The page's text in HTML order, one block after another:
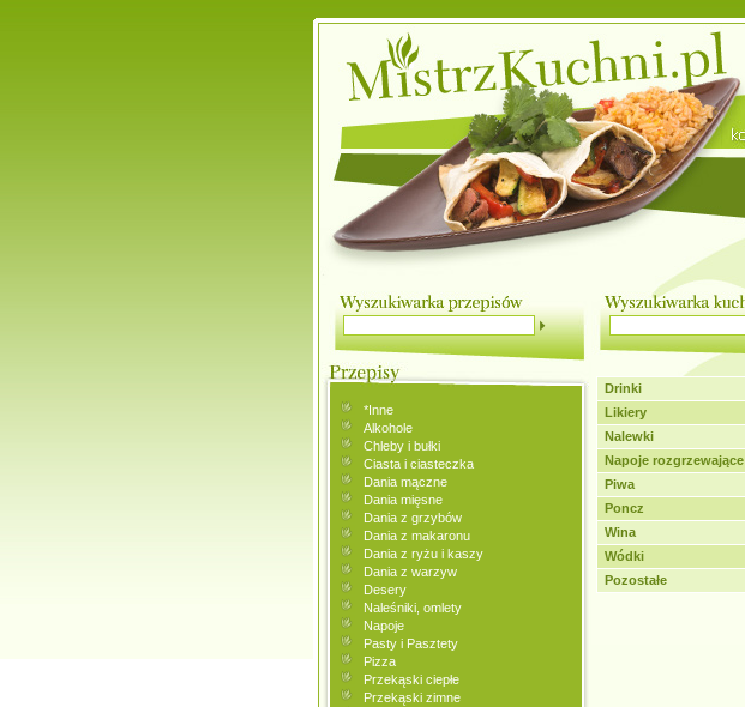
*Inne
Alkohole
Chleby i bułki
Ciasta i ciasteczka
Dania mączne
Dania mięsne
Dania z grzybów
Dania z makaronu
Dania z ryżu i kaszy
Dania z warzyw
Desery
Naleśniki, omlety
Napoje
Pasty i Pasztety
Pizza
Przekąski ciepłe
Przekąski zimne
Drinki
Likiery
Nalewki
Napoje rozgrzewające
Piwa
Poncz
Wina
Wódki
Pozostałe